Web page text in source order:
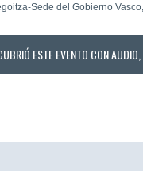
Sede del Gobierno
ESTE EVENTO CON